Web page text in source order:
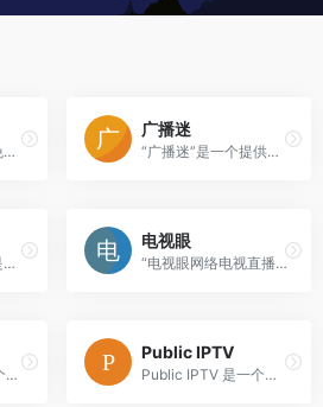
TVBox123是一个免费电视直播...
广播迷
“广播迷”是一个提供免费在线...
“壹深圳直播官网”是一个提供...
电视眼
“电视眼网络电视直播网”是一...
西贝视听在线是一个面向全球...
Public IPTV
Public IPTV 是一个全球性的...